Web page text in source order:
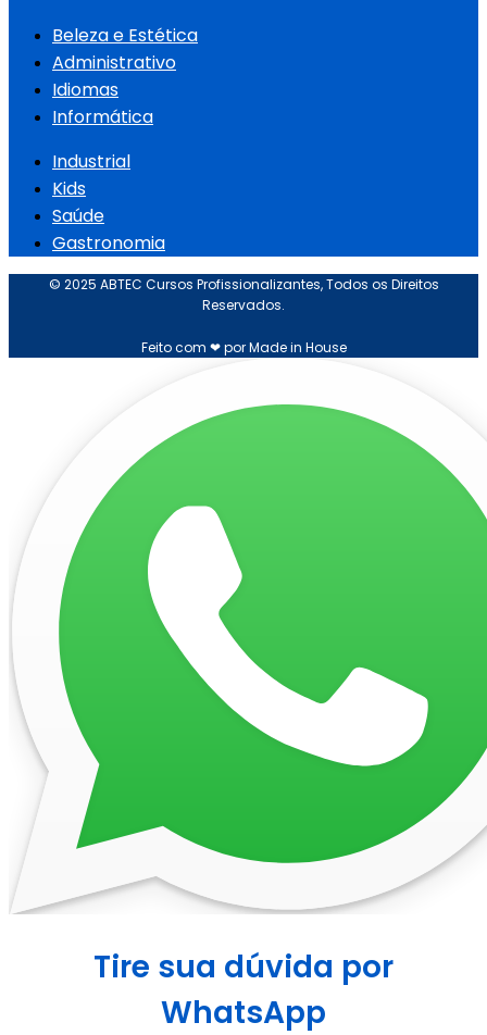
Beleza e Estética
Administrativo
Idiomas
Informática
Industrial
Kids
Saúde
Gastronomia
© 2025 ABTEC Cursos Profissionalizantes, Todos os Direitos
Reservados.
Feito com ❤ por Made in House
Tire sua dúvida por
WhatsApp